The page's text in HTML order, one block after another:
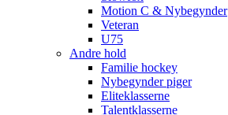
Motion C & Nybegynder
Veteran
U75
Andre hold
Familie hockey
Nybegynder piger
Eliteklasserne
Talentklasserne